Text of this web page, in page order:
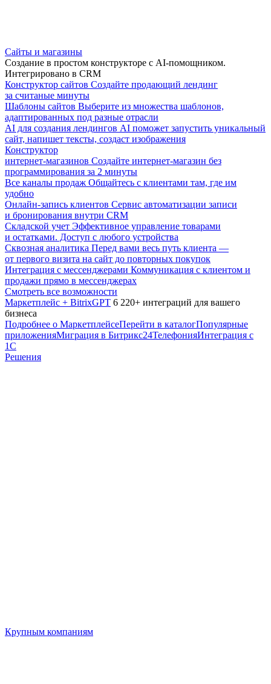
Сайты и магазины
Создание в простом конструкторе с AI-помощником.
Интегрировано в CRM
Конструктор сайтов Создайте продающий лендинг
за считаные минуты
Шаблоны сайтов Выберите из множества шаблонов,
адаптированных под разные отрасли
AI для создания лендингов AI поможет запустить уникальный
сайт, напишет тексты, создаст изображения
Конструктор
интернет-магазинов Создайте интернет-магазин без
программирования за 2 минуты
Все каналы продаж Общайтесь с клиентами там, где им
удобно
Онлайн-запись клиентов Сервис автоматизации записи
и бронирования внутри CRM
Складской учет Эффективное управление товарами
и остатками. Доступ с любого устройства
Сквозная аналитика Перед вами весь путь клиента —
от первого визита на сайт до повторных покупок
Интеграция с мессенджерами Коммуникация с клиентом и
продажи прямо в мессенджерах
Смотреть все возможности
Маркетплейс + BitrixGPT 6 220+ интеграций для вашего
бизнеса
Подробнее о МаркетплейсеПерейти в каталогПопулярные
приложенияМиграция в Битрикс24ТелефонияИнтеграция с
1С
Решения
Крупным компаниям